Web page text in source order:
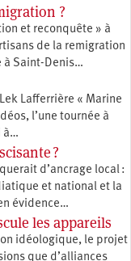
?
et reconquête » à
de la remigration
à Saint-Denis…
Lafferrière « Marine
l’une tournée à
à…
?
d’ancrage local :
et national et la
évidence…
les appareils
idéologique, le projet
que d’alliances